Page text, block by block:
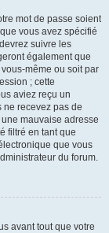
mot de passe soient
vous avez spécifié
suivre les
également que
même ou soit par
; cette
aviez reçu un
ne recevez pas de
mauvaise adresse
filtré en tant que
que vous
du forum.
avant tout que votre